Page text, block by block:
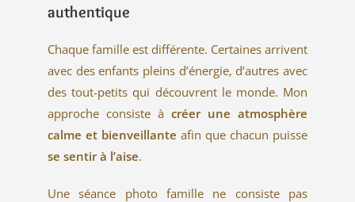
authentique
Chaque famille est différente. Certaines arrivent
avec des enfants pleins d’énergie, d’autres avec
des tout-petits qui découvrent le monde. Mon
approche consiste à créer une atmosphère
calme et bienveillante afin que chacun puisse
se sentir à l’aise.
Une séance photo famille ne consiste pas